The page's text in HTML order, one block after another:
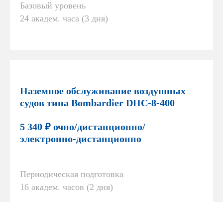
Базовый уровень
24 академ. часа (3 дня)
Наземное обслуживание воздушных
судов типа Bombardier DHC-8-400
5 340 ₽ очно/дистанционно/
электронно-дистанционно
Периодическая подготовка
16 академ. часов (2 дня)